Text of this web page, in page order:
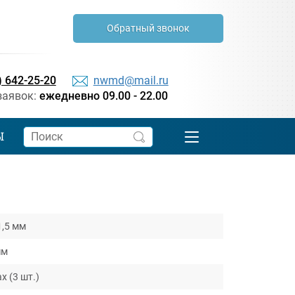
Обратный звонок
642-25-20
nwmd@mail.ru
ежедневно 09.00 - 22.00
мм
(3 шт.)